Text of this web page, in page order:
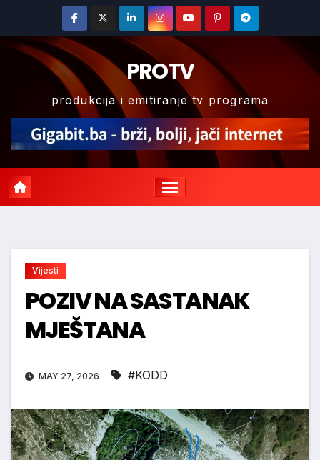
content
PROTV
produkcija i emitiranje tv programa
Vijesti
POZIV NA SASTANAK
MJEŠTANA
MAY 27, 2026 #KODD